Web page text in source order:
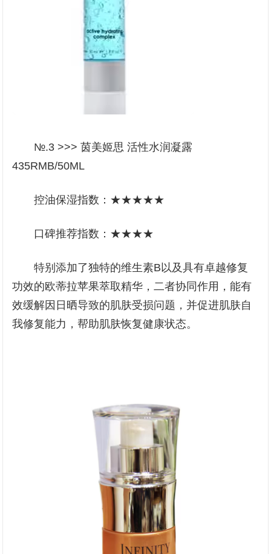
№.3 >>> 茵美姬思 活性水润凝露
435RMB/50ML
控油保湿指数：★★★★★
口碑推荐指数：★★★★
特别添加了独特的维生素B以及具有卓越修复
功效的欧蒂拉苹果萃取精华，二者协同作用，能有
效缓解因日晒导致的肌肤受损问题，并促进肌肤自
我修复能力，帮助肌肤恢复健康状态。